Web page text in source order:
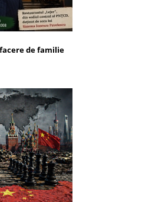
de familie